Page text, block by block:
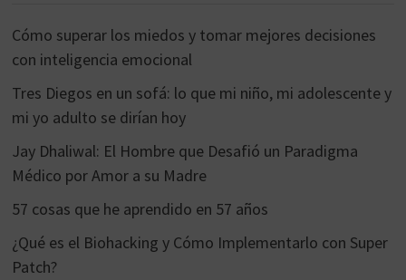
Cómo superar los miedos y tomar mejores decisiones
con inteligencia emocional
Tres Diegos en un sofá: lo que mi niño, mi adolescente y
mi yo adulto se dirían hoy
Jay Dhaliwal: El Hombre que Desafió un Paradigma
Médico por Amor a su Madre
57 cosas que he aprendido en 57 años
¿Qué es el Biohacking y Cómo Implementarlo con Super
Patch?